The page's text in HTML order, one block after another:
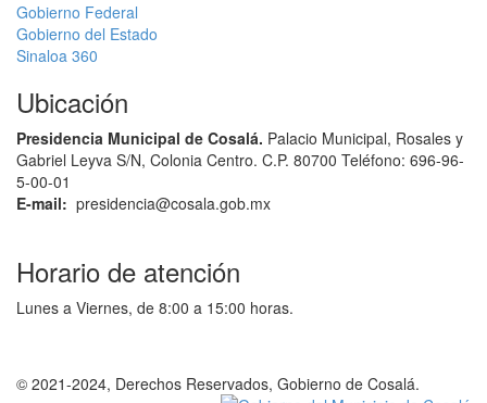
Gobierno Federal
Gobierno del Estado
Sinaloa 360
Ubicación
Presidencia Municipal de Cosalá. Palacio Municipal, Rosales y
Gabriel Leyva S/N, Colonia Centro. C.P. 80700 Teléfono: 696-96-
5-00-01
E-mail: presidencia@cosala.gob.mx
Horario de atención
Lunes a Viernes, de 8:00 a 15:00 horas.
© 2021-2024, Derechos Reservados, Gobierno de Cosalá.